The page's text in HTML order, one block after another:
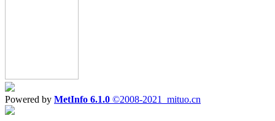
Powered by MetInfo 6.1.0 ©2008-2021 mituo.cn